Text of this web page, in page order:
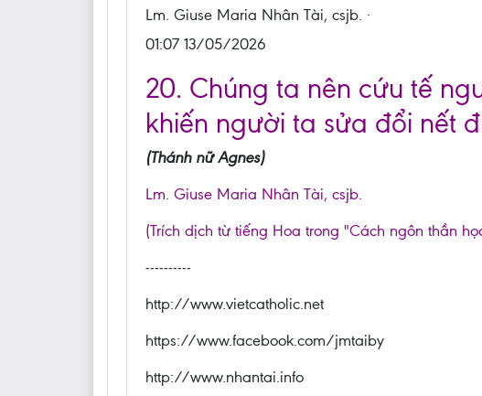
Lm. Giuse Maria Nhân Tài, csjb. ·
01:07 13/05/2026
20. Chúng ta nên cứu tế
khiến người ta sửa đổi nết
(Thánh nữ Agnes)
Lm. Giuse Maria Nhân Tài, csjb.
(Trích dịch từ tiếng Hoa trong "Cách ngôn thần
----------
http://www.vietcatholic.net
https://www.facebook.com/jmtaiby
http://www.nhantai.info